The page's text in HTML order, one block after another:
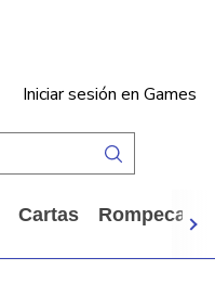
Iniciar sesión en Games
Cartas